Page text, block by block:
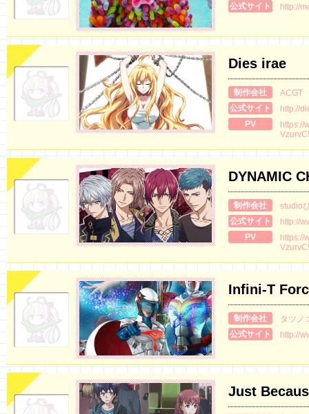
公式サイト
http://
Dies irae
制作会社
ACGT
公式サイト
http://
PV
https://
DYNAMIC
制作会社
studio
公式サイト
http://
PV
https://
Infini-T
制作会社
タツノ
公式サイト
http://
Just